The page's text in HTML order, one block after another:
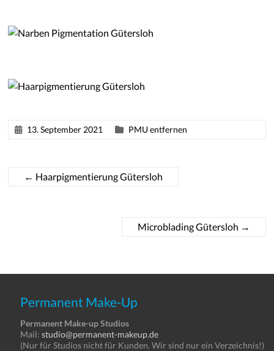
13. September 2021 PMU entfernen
← Haarpigmentierung Gütersloh
Microblading Gütersloh →
Permanent Make-Up
Permanent Make-up Studios
Mail:studio@permanent-makeup.de
(Nur für Studios nicht für Kunden. Wir sind nur ein Verzeichnis!)